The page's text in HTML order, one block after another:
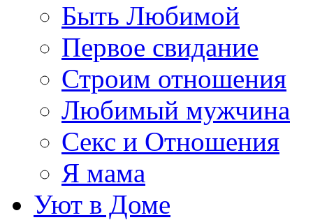
Быть Любимой
Первое свидание
Строим отношения
Любимый мужчина
Секс и Отношения
Я мама
Уют в Доме